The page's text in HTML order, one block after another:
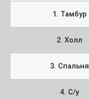
1. Тамбур
2. Холл
3. Спальня
4. С/у